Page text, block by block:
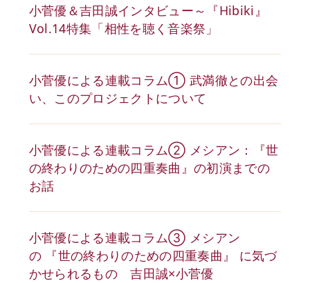
小菅優＆吉田誠インタビュー～『Hibiki』
Vol.14特集「相性を聴く音楽祭」
小菅優による連載コラム① 武満徹との出会
い、このプロジェクトについて
小菅優による連載コラム② メシアン：『世
の終わりのための四重奏曲』の初演までの
お話
小菅優による連載コラム③ メシアン
の 『世の終わりのための四重奏曲』 に気づ
かせられるもの 吉田誠×小菅優